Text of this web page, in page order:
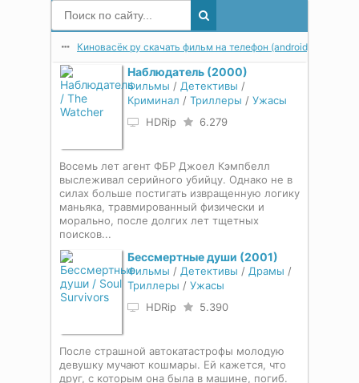
Киновасёк ру скачать фильм на телефон (android) в мп4 в
Наблюдатель (2000)
Фильмы / Детективы /
Криминал / Триллеры / Ужасы
HDRip
6.279
Восемь лет агент ФБР Джоел Кэмпбелл
выслеживал серийного убийцу. Однако не в
силах больше постигать извращенную логику
маньяка, травмированный физически и
морально, после долгих лет тщетных
поисков...
Бессмертные души (2001)
Фильмы / Детективы / Драмы /
Триллеры / Ужасы
HDRip
5.390
После страшной автокатастрофы молодую
девушку мучают кошмары. Ей кажется, что
друг, с которым она была в машине, погиб.